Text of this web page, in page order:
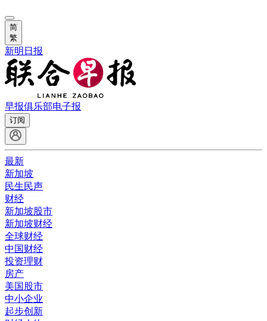
简
繁
新明日报
早报俱乐部电子报
订阅
最新
新加坡
民生民声
财经
新加坡股市
新加坡财经
全球财经
中国财经
投资理财
房产
美国股市
中小企业
起步创新